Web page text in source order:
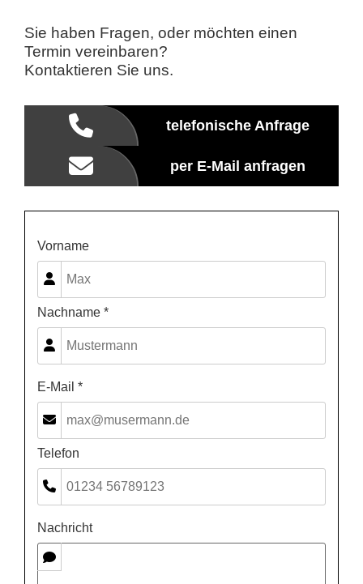
Sie haben Fragen, oder möchten einen
Termin vereinbaren?
Kontaktieren Sie uns.
telefonische Anfrage
per E-Mail anfragen
Vorname
Nachname *
E-Mail *
Telefon
Nachricht